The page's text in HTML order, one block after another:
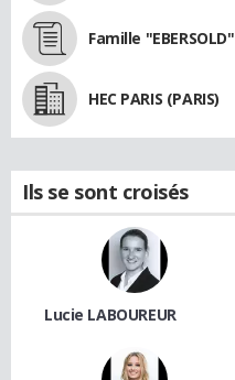
Famille "EBERSOLD"
HEC PARIS (PARIS)
Ils se sont croisés
Lucie LABOUREUR